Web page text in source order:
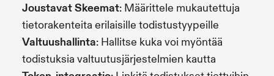
Joustavat Skeemat: Määrittele mukautettuja
tietorakenteita erilaisille todistustyypeille
Valtuushallinta: Hallitse kuka voi myöntää
todistuksia valtuutusjärjestelmien kautta